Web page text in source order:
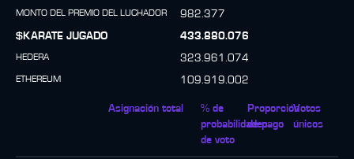
MONTO DEL PREMIO DEL LUCHADOR
982.377
$KARATE JUGADO
433.880.076
HEDERA 323.961.074
ETHEREUM 109.919.002
Asignación total
% de
probabilidades
de voto
Proporción
de pago
Votos
únicos